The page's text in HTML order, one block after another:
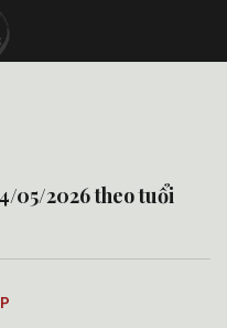
05/2026 theo tuổi